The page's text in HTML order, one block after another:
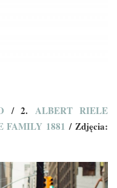
/ 2. ALBERT RIELE
FAMILY 1881 / Zdjęcia: